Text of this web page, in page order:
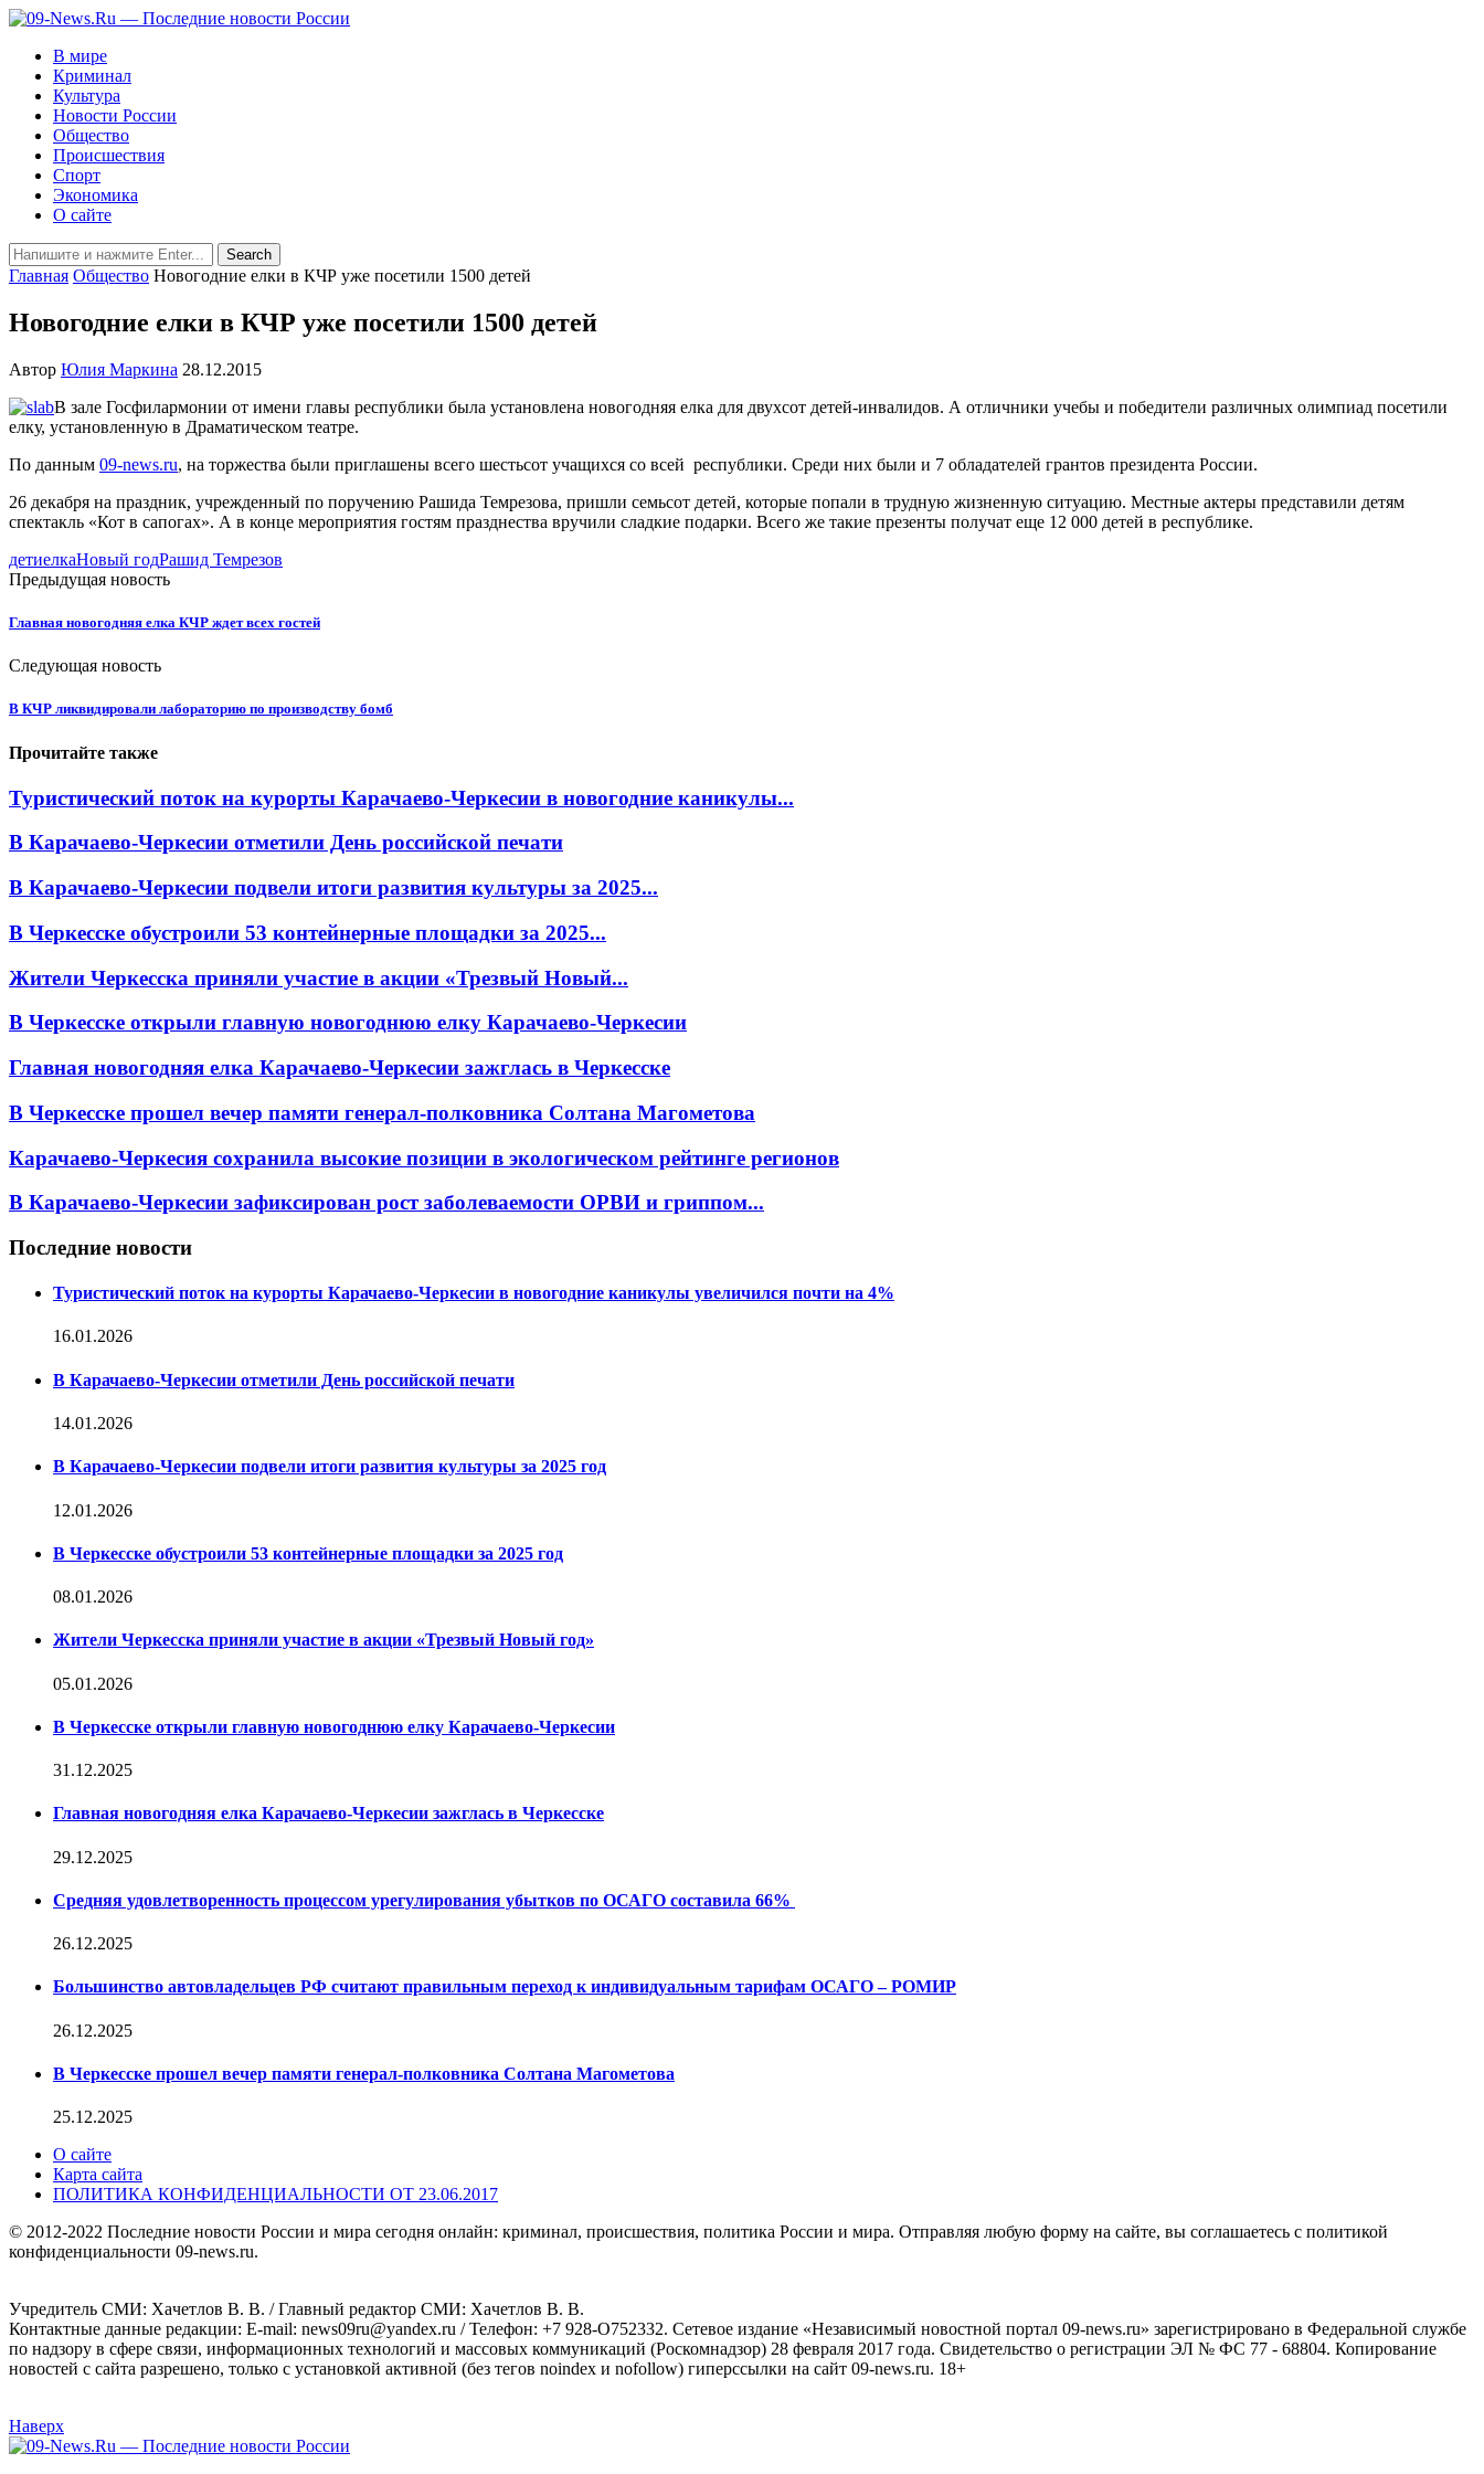
В мире
Криминал
Культура
Новости России
Общество
Происшествия
Спорт
Экономика
О сайте
Главная Общество Новогодние елки в КЧР уже посетили 1500 детей
Новогодние елки в КЧР уже посетили 1500 детей
Автор Юлия Маркина 28.12.2015
В зале Госфилармонии от имени главы республики была установлена новогодняя елка для двухсот детей-инвалидов. А отличники учебы и победители различных олимпиад посетили
елку, установленную в Драматическом театре.
По данным 09-news.ru, на торжества были приглашены всего шестьсот учащихся со всей республики. Среди них были и 7 обладателей грантов президента России.
26 декабря на праздник, учрежденный по поручению Рашида Темрезова, пришли семьсот детей, которые попали в трудную жизненную ситуацию. Местные актеры представили детям
спектакль «Кот в сапогах». А в конце мероприятия гостям празднества вручили сладкие подарки. Всего же такие презенты получат еще 12 000 детей в республике.
детиелкаНовый годРашид Темрезов
Предыдущая новость
Главная новогодняя елка КЧР ждет всех гостей
Следующая новость
В КЧР ликвидировали лабораторию по производству бомб
Прочитайте также
Туристический поток на курорты Карачаево-Черкесии в новогодние каникулы...
В Карачаево-Черкесии отметили День российской печати
В Карачаево-Черкесии подвели итоги развития культуры за 2025...
В Черкесске обустроили 53 контейнерные площадки за 2025...
Жители Черкесска приняли участие в акции «Трезвый Новый...
В Черкесске открыли главную новогоднюю елку Карачаево-Черкесии
Главная новогодняя елка Карачаево-Черкесии зажглась в Черкесске
В Черкесске прошел вечер памяти генерал-полковника Солтана Магометова
Карачаево-Черкесия сохранила высокие позиции в экологическом рейтинге регионов
В Карачаево-Черкесии зафиксирован рост заболеваемости ОРВИ и гриппом...
Последние новости
Туристический поток на курорты Карачаево-Черкесии в новогодние каникулы увеличился почти на 4%
16.01.2026
В Карачаево-Черкесии отметили День российской печати
14.01.2026
В Карачаево-Черкесии подвели итоги развития культуры за 2025 год
12.01.2026
В Черкесске обустроили 53 контейнерные площадки за 2025 год
08.01.2026
Жители Черкесска приняли участие в акции «Трезвый Новый год»
05.01.2026
В Черкесске открыли главную новогоднюю елку Карачаево-Черкесии
31.12.2025
Главная новогодняя елка Карачаево-Черкесии зажглась в Черкесске
29.12.2025
Средняя удовлетворенность процессом урегулирования убытков по ОСАГО составила 66%
26.12.2025
Большинство автовладельцев РФ считают правильным переход к индивидуальным тарифам ОСАГО – РОМИР
26.12.2025
В Черкесске прошел вечер памяти генерал-полковника Солтана Магометова
25.12.2025
О сайте
Карта сайта
ПОЛИТИКА КОНФИДЕНЦИАЛЬНОСТИ ОТ 23.06.2017
© 2012-2022 Последние новости России и мира сегодня онлайн: криминал, происшествия, политика России и мира. Отправляя любую форму на сайте, вы соглашаетесь с политикой
конфиденциальности 09-news.ru.
Учредитель СМИ: Хaчeтлoв B. B. / Главный редактор СМИ: Хaчeтлoв B. B.
Контактные данные редакции: E-mail: news09ru@yandex.ru / Телефон: +7 928-O752332. Сетевое издание «Независимый новостной портал 09-news.ru» зарегистрировано в Федеральной службе
по надзору в сфере связи, информационных технологий и массовых коммуникаций (Роскомнадзор) 28 февраля 2017 года. Свидетельство о регистрации ЭЛ № ФС 77 - 68804. Копирование
новостей с сайта разрешено, только с установкой активной (без тегов noindex и nofollow) гиперссылки на сайт 09-news.ru. 18+
Наверх